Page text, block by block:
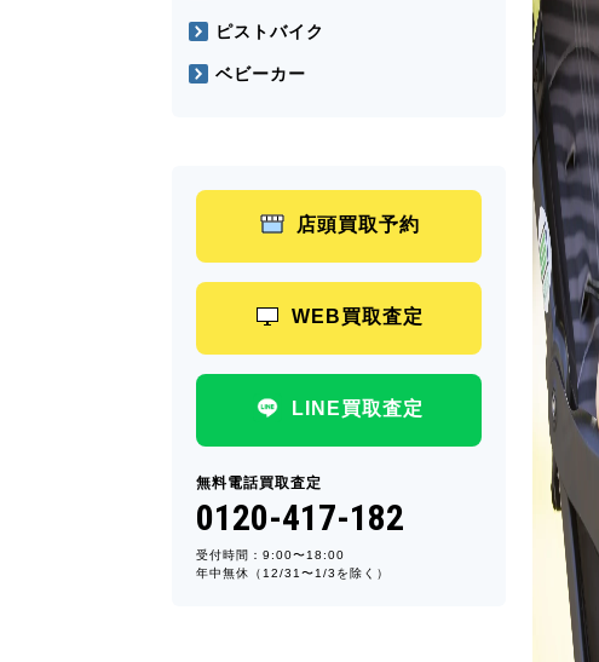
ピストバイク
ベビーカー
店頭買取予約
WEB買取査定
LINE買取査定
無料電話買取査定
0120-417-182
受付時間：9:00〜18:00
年中無休（12/31〜1/3を除く）